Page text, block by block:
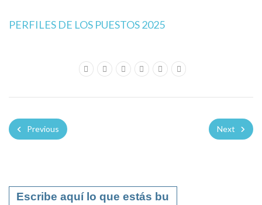
PERFILES DE LOS PUESTOS 2025
Previous Next